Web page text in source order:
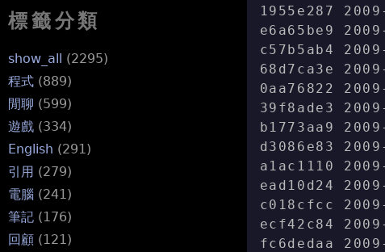
標籤分類
show_all (2295)
程式 (889)
閒聊 (599)
遊戲 (334)
English (291)
引用 (279)
電腦 (241)
筆記 (176)
回顧 (121)
1955e287
e6a65be9
c57b5ab4
68d7ca3e
0aa76822
39f8ade3
b1773aa9
d3086e83
a1ac1110
ead10d24
c018cfcc
ecf42c84
fc6dedaa